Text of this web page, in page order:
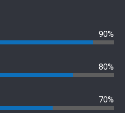
90%
80%
70%